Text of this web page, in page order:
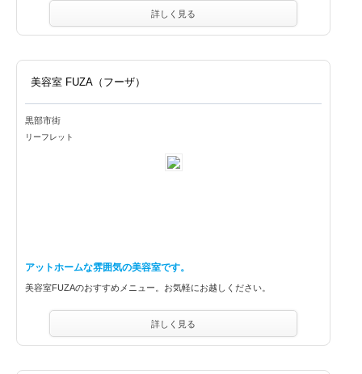
詳しく見る
美容室 FUZA（フーザ）
黒部市街
リーフレット
アットホームな雰囲気の美容室です。
美容室FUZAのおすすめメニュー。お気軽にお越しください。
詳しく見る